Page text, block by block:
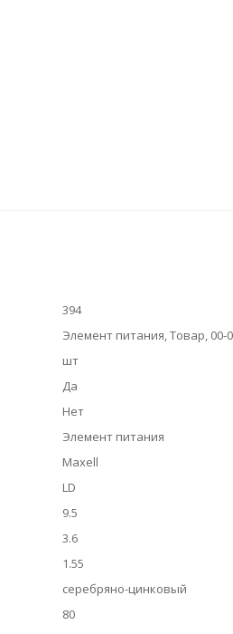
394
Элемент питания, Товар, 00-
шт
Да
Нет
Элемент питания
Maxell
LD
9.5
3.6
1.55
серебряно-цинковый
80